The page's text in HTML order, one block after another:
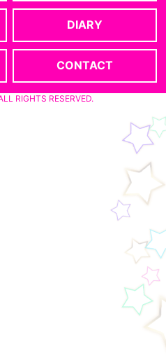
DIARY
CONTACT
RIGHTS RESERVED.